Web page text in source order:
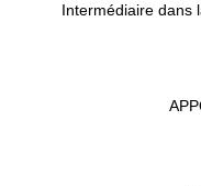
Intermédiaire dans